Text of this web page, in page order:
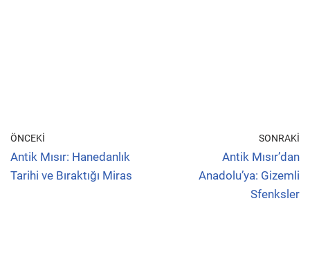
ÖNCEKI
Antik Mısır: Hanedanlık
Tarihi ve Bıraktığı Miras
SONRAKI
Antik Mısır’dan
Anadolu’ya: Gizemli
Sfenksler